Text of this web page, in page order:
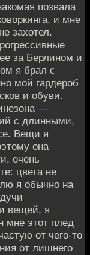
позвала
и мне
захотел.
за Берлином и
я брал с
мой гардероб
и обуви.
—
с длинными,
Вещи я
она
очень
цвета не
я обычно на
вещей, я
мне этот плед
от чего-то
от лишнего